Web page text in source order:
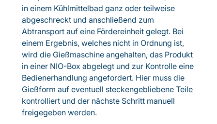
in einem Kühlmittelbad ganz oder teilweise
abgeschreckt und anschließend zum
Abtransport auf eine Fördereinheit gelegt. Bei
einem Ergebnis, welches nicht in Ordnung ist,
wird die Gießmaschine angehalten, das Produkt
in einer NIO-Box abgelegt und zur Kontrolle eine
Bedienerhandlung angefordert. Hier muss die
Gießform auf eventuell steckengebliebene Teile
kontrolliert und der nächste Schritt manuell
freigegeben werden.